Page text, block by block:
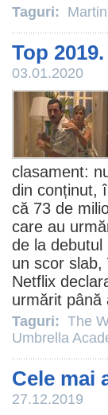
Taguri:
Top
03.01.2020
clasament:
din conținut,
că 73 de
care au
de la
un scor
Netflix
urmărit până
Taguri: The
Umbrella
Cele mai
27.12.2019